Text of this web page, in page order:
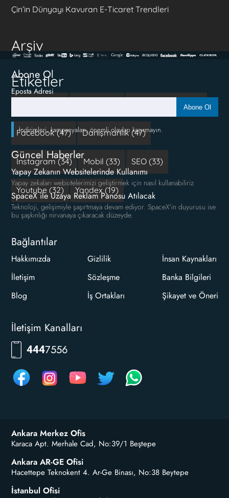
Çin’in Dünyayı Kavuran E-Ticaret Trendleri
Arşiv
Etiketler
Sosyal Medya (50)
Facebook (47) Danışmanlık (47)
Instagram (34) Mobil (33) SEO (33)
Youtube (32) Yandex (19)
Abone Ol
Eposta Adresi
Abone Ol
İndirimleri, kampanyaları, önemli olayları kaçırmayın.
Güncel Haberler
Yapay Zekanın Websitelerinde Kullanımı
Yapay zekaları websitelerimizi geliştirmek için nasıl kullanabiliriz
SpaceX ile Uzaya Reklam Panosu Atılacak
Teknoloji, gelişimiyle şaşırtmaya devam ediyor. SpaceX'in duyurusu ise
bu şaşkınlığı nirvanaya çıkaracak düzeyde.
Bağlantılar
Hakkımızda
İletişim
Blog
Gizlilik
Sözleşme
İş Ortakları
İnsan Kaynakları
Banka Bilgileri
Şikayet ve Öneri
İletişim Kanalları
4447556
Ankara Merkez Ofis
Karaca Apt. Merhale Cad, No:39/1 Beştepe
Ankara AR-GE Ofisi
Hacettepe Teknokent 4. Ar-Ge Binası, No:38 Beytepe
İstanbul Ofisi